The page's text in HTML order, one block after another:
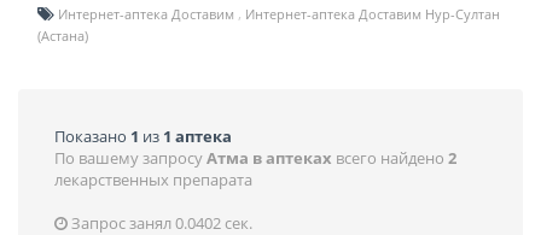
Интернет-аптека Доставим
Интернет-аптека Доставим Нур-Султан
(Астана)
Показано 1 из 1 аптека
По вашему запросуАтма в аптеках всего найдено 2
лекарственных препарата
Запрос занял 0.0402 сек.